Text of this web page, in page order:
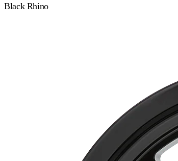
Black Rhino